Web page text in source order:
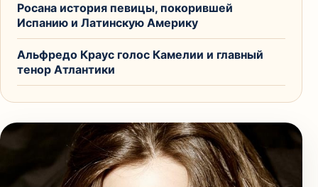
Росана история певицы, покорившей
Испанию и Латинскую Америку
Альфредо Краус голос Камелии и главный
тенор Атлантики